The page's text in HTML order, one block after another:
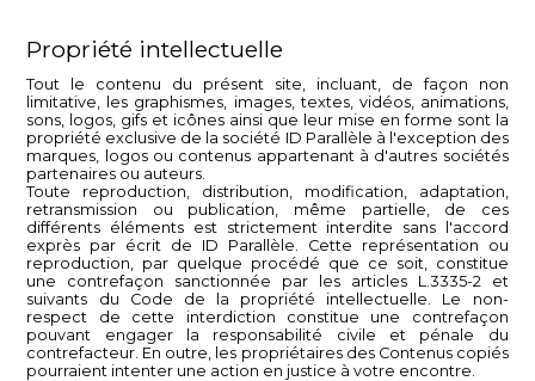
Propriété intellectuelle
Tout le contenu du présent site, incluant, de façon non
limitative, les graphismes, images, textes, vidéos, animations,
sons, logos, gifs et icônes ainsi que leur mise en forme sont la
propriété exclusive de la société ID Parallèle à l'exception des
marques, logos ou contenus appartenant à d'autres sociétés
partenaires ou auteurs.
Toute reproduction, distribution, modification, adaptation,
retransmission ou publication, même partielle, de ces
différents éléments est strictement interdite sans l'accord
exprès par écrit de ID Parallèle. Cette représentation ou
reproduction, par quelque procédé que ce soit, constitue
une contrefaçon sanctionnée par les articles L.3335-2 et
suivants du Code de la propriété intellectuelle. Le non-
respect de cette interdiction constitue une contrefaçon
pouvant engager la responsabilité civile et pénale du
contrefacteur. En outre, les propriétaires des Contenus copiés
pourraient intenter une action en justice à votre encontre.